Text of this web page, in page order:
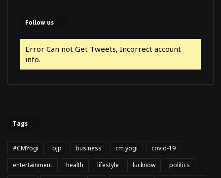
Follow us
Error Can not Get Tweets, Incorrect account
info.
Tags
#CMYogi bjp business cm yogi
covid-19
entertainment
health lifestyle lucknow
politics